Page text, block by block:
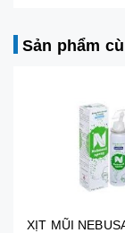
Sản phẩm